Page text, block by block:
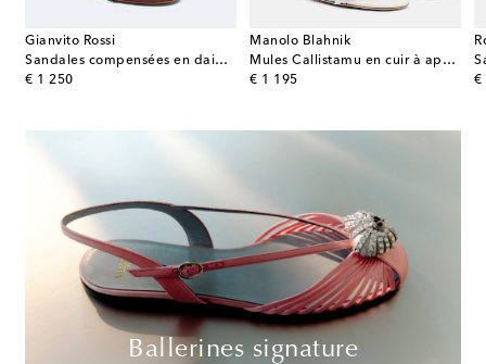
Gianvito Rossi
Sandales compensées en daim à ornements
€ 1 250
original price
Manolo Blahnik
Mules Callistamu en cuir à appliqués floraux
€ 1 195
original price €
Ballerines signature